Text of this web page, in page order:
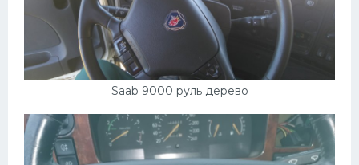
Saab 9000 руль дерево